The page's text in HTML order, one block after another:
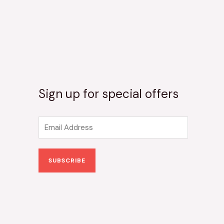
Sign up for special offers
m
a
SUBSCRIBE